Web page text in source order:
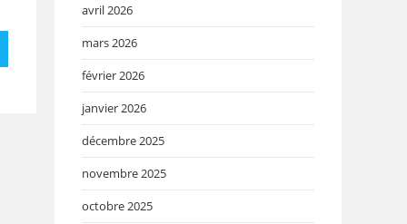
avril 2026
mars 2026
février 2026
janvier 2026
décembre 2025
novembre 2025
octobre 2025